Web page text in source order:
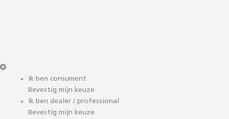
Ik ben consument
Bevestig mijn keuze
Ik ben dealer / professional
Bevestig mijn keuze